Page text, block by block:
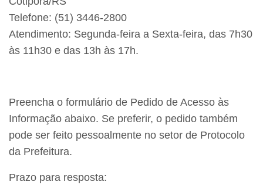
Telefone: (51) 3446-2800
Atendimento: Segunda-feira a Sexta-feira, das 7h30
às 11h30 e das 13h às 17h.
Preencha o formulário de Pedido de Acesso às
Informação abaixo. Se preferir, o pedido também
pode ser feito pessoalmente no setor de Protocolo
da Prefeitura.
Prazo para resposta: